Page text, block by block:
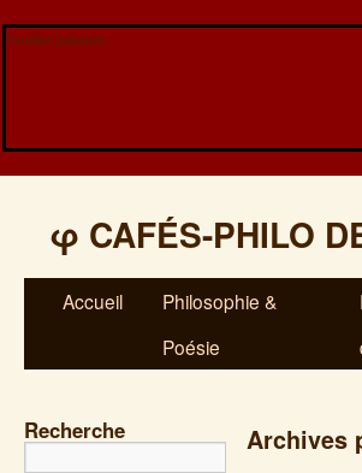
Veuillez patienter...
φ CAFÉS-PHILO
Accueil
Philosophie &
Poésie
Recherche Archives